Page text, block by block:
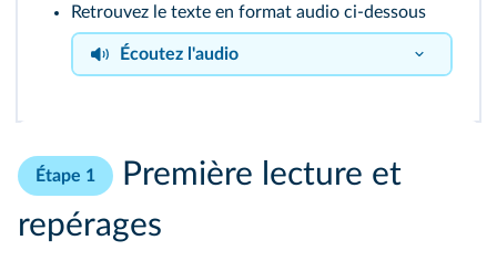
Retrouvez le texte en format audio ci-dessous
Écoutez l'audio
Étape 1
Première lecture et
repérages